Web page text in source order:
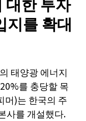
지를 확대
태양광 에너지
를 충당할 목
머)는 한국의 주
사를 개설했다.